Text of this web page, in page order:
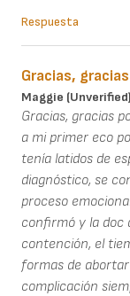
Respuesta
Gracias,
Maggie (unverified)
Gracias, gracias
a mi primer eco
tenía latidos de
diagnóstico, se
proceso
confirmó y la doc
contención, el
formas de
complicación